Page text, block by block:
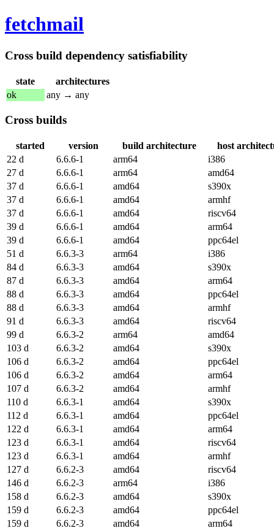
fetchmail
Cross build dependency satisfiability
state
architectures
ok
any → any
Cross builds
started version build architecture
host
22 d
6.6.6-1 arm64
i386
27 d
6.6.6-1 arm64
amd64
37 d
6.6.6-1 amd64
s390x
37 d
6.6.6-1 amd64
armhf
37 d
6.6.6-1 amd64
riscv64
39 d
6.6.6-1 amd64
arm64
39 d
6.6.6-1 amd64
ppc64el
51 d
6.6.3-3 arm64
i386
84 d
6.6.3-3 amd64
s390x
87 d
6.6.3-3 amd64
arm64
88 d
6.6.3-3 amd64
ppc64el
88 d
6.6.3-3 amd64
armhf
91 d
6.6.3-3 amd64
riscv64
99 d
6.6.3-2 arm64
amd64
103 d
6.6.3-2 amd64
s390x
106 d
6.6.3-2 amd64
ppc64el
106 d
6.6.3-2 amd64
arm64
107 d
6.6.3-2 amd64
armhf
110 d
6.6.3-1 amd64
s390x
112 d
6.6.3-1 amd64
ppc64el
122 d
6.6.3-1 amd64
arm64
123 d
6.6.3-1 amd64
riscv64
123 d
6.6.3-1 amd64
armhf
127 d
6.6.2-3 amd64
riscv64
146 d
6.6.2-3 arm64
i386
158 d
6.6.2-3 amd64
s390x
159 d
6.6.2-3 amd64
ppc64el
159 d
6.6.2-3 amd64
arm64